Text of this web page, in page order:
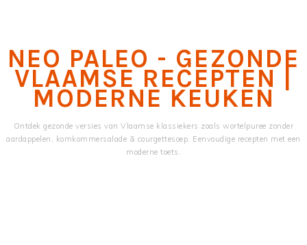
content
sidebar
NEO PALEO - GEZONDE
VLAAMSE RECEPTEN |
MODERNE KEUKEN
Ontdek gezonde versies van Vlaamse klassiekers zoals wortelpuree zonder
aardappelen, komkommersalade & courgettesoep. Eenvoudige recepten met een
moderne toets.